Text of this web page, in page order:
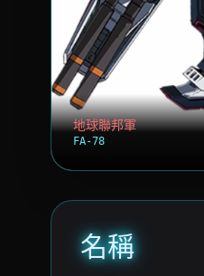
地球聯邦軍
FA-78
名稱